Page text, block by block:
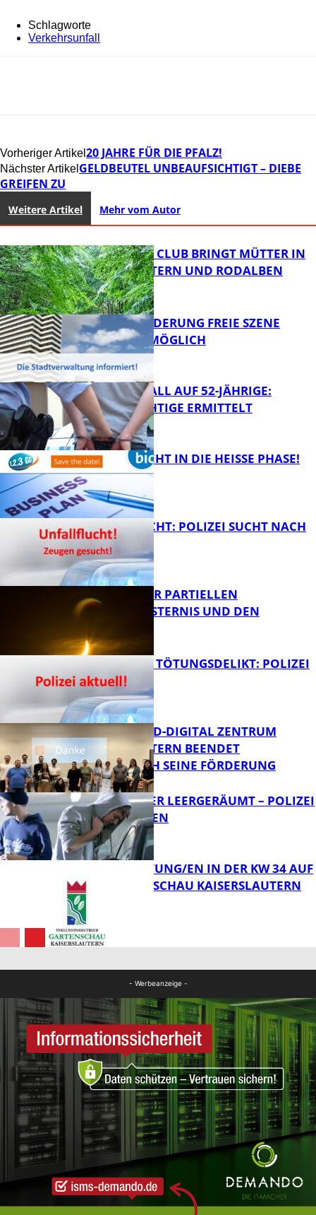
Schlagworte
Verkehrsunfall
Vorheriger Artikel 20 JAHRE FÜR DIE PFALZ!
Nächster Artikel GELDBEUTEL UNBEAUFSICHTIGT – DIEBE
GREIFEN ZU
Weitere Artikel Mehr vom Autor
FB News
NEUER MOM CLUB BRINGT MÜTTER IN
KAISERSLAUTERN UND RODALBEN
ZUSAMMEN
FB Kultur
PROJEKTFÖRDERUNG FREIE SZENE
WEITERHIN MÖGLICH
FB News
RAUBÜBERFALL AUF 52-JÄHRIGE:
TATVERDÄCHTIGE ERMITTELT
1,2,3 GO® GEHT IN DIE HEISSE PHASE!
UNFALLFLUCHT: POLIZEI SUCHT NACH
ZEUGEN
VORTRAG ZUR PARTIELLEN
SONNENFINSTERNIS UND DEN
PERSEIDEN
FB News
VERSUCHTES TÖTUNGSDELIKT: POLIZEI
ERMITTELT
FB News
MITTELSTAND-DIGITAL ZENTRUM
KAISERSLAUTERN BEENDET
ERFOLGREICH SEINE FÖRDERUNG
TRANSPORTER LEERGERÄUMT – POLIZEI
SUCHT ZEUGEN
VERANSTALTUNG/EN IN DER KW 34 AUF
DER GARTENSCHAU KAISERSLAUTERN
- Werbeanzeige -